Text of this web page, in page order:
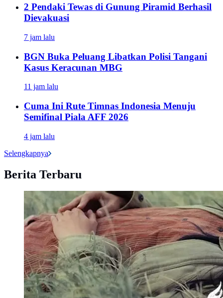
2 Pendaki Tewas di Gunung Piramid Berhasil
Dievakuasi
7 jam lalu
BGN Buka Peluang Libatkan Polisi Tangani
Kasus Keracunan MBG
11 jam lalu
Cuma Ini Rute Timnas Indonesia Menuju
Semifinal Piala AFF 2026
4 jam lalu
Selengkapnya
Berita Terbaru